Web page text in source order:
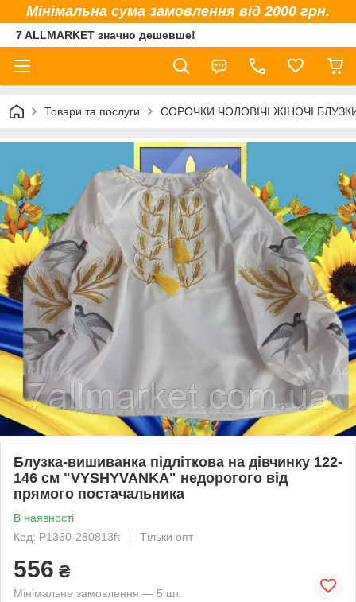
Мінімальна сума замовлення від 2000 грн.
7 ALLMARKET значно дешевше!
Товари та послуги СОРОЧКИ ЧОЛОВІЧІ ЖІНОЧІ
Блузка-вишиванка підліткова на дівчинку 122-
146 см "VYSHYVANKA" недорогого від
прямого постачальника
В наявності
Код: P1360-280813ft
Тільки опт
556 ₴
Мінімальне замовлення — 5 шт.